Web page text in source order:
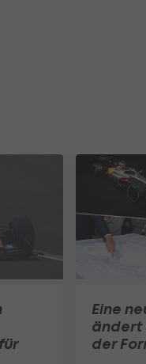
Eine
ändert
der